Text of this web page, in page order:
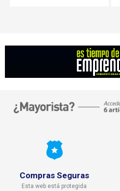
Compras Seguras
Esta web está protegida